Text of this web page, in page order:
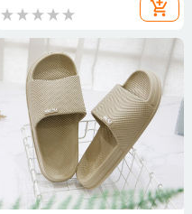
slip-on
add_shopping_cart